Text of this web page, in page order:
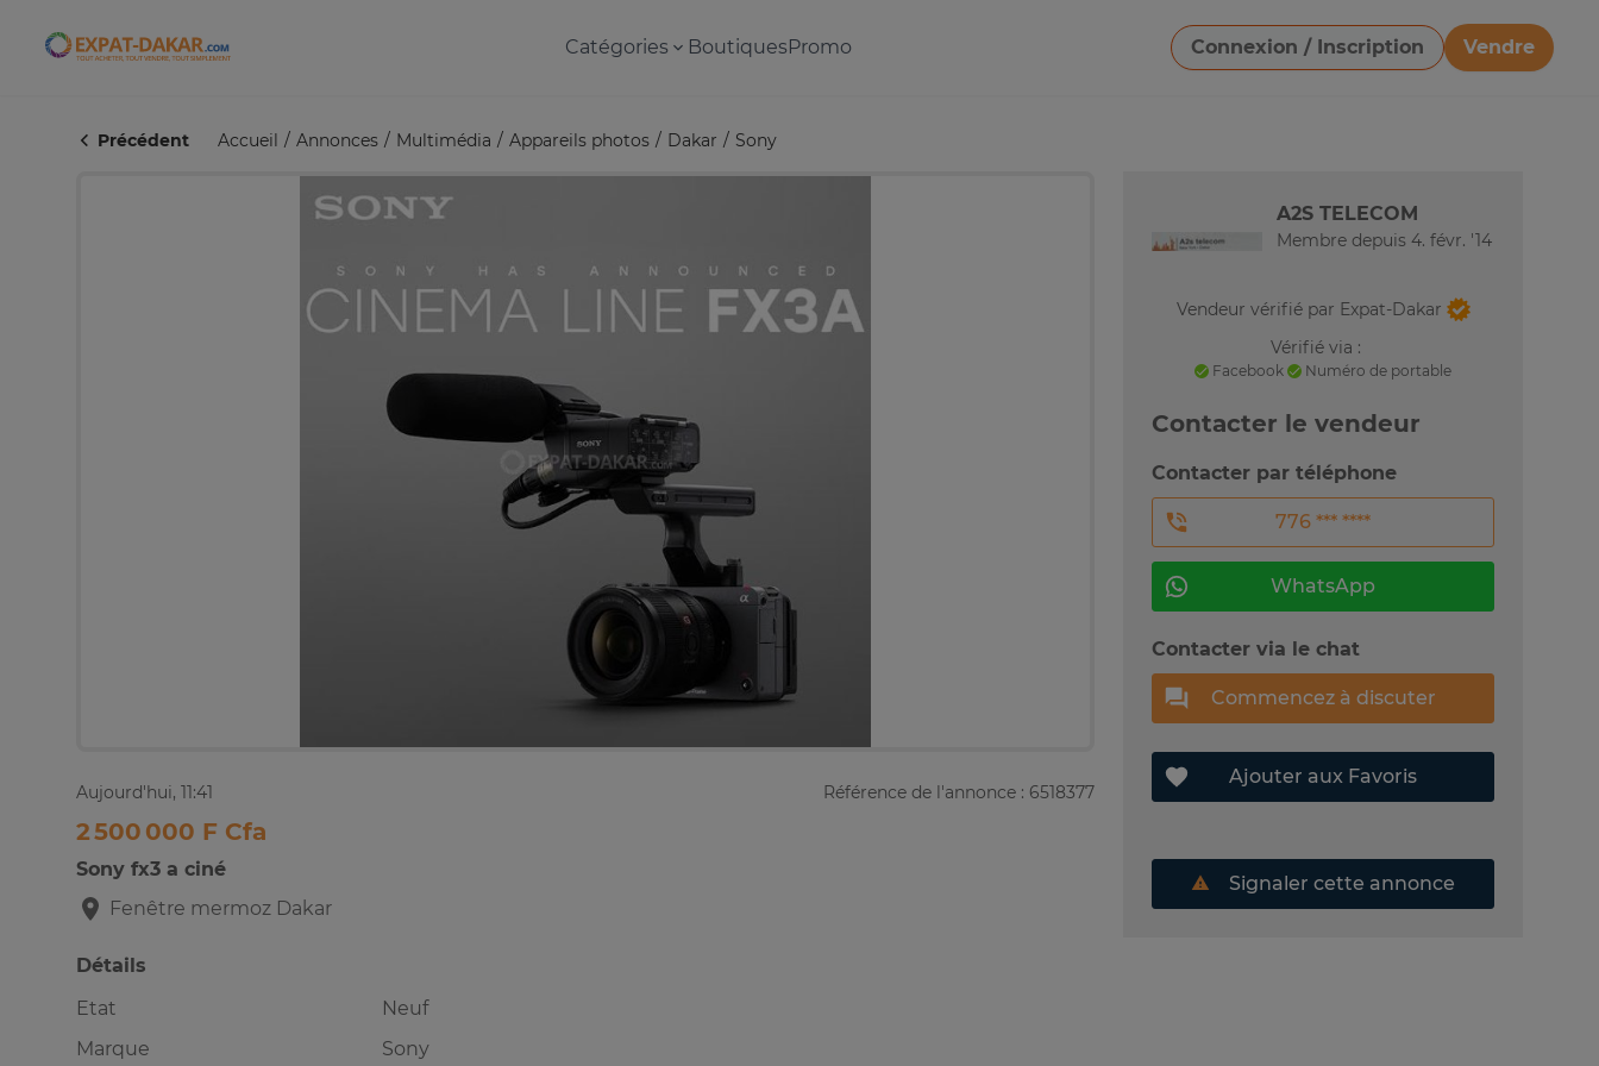
Expat-Dakar Catégories BoutiquesPromo Connexion / Inscription
Vendre
Télécharger une image
Précédent Accueil Annonces Multimédia Appareils photos Dakar Sony
Aujourd'hui, 11:41 Référence de l'annonce : 6518377
2 500 000 F Cfa
Sony fx3 a ciné
Fenêtre mermoz Dakar
Détails
Etat
Neuf
Marque
Sony
A2S TELECOM
Membre depuis 4. févr. '14
Vendeur vérifié par Expat-Dakar
Vérifié via :
Facebook Numéro de portable
Contacter le vendeur
Contacter par téléphone
776 *** ****
WhatsApp
Contacter via le chat
Commencez à discuter
Ajouter aux Favoris
Signaler cette annonce